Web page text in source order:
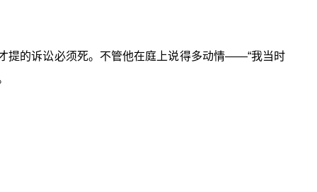
提的诉讼必须死。不管他在庭上说得多动情——“我当时